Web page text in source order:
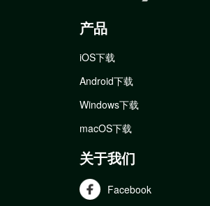
产品
iOS下载
Android下载
Windows下载
macOS下载
关于我们
Facebook